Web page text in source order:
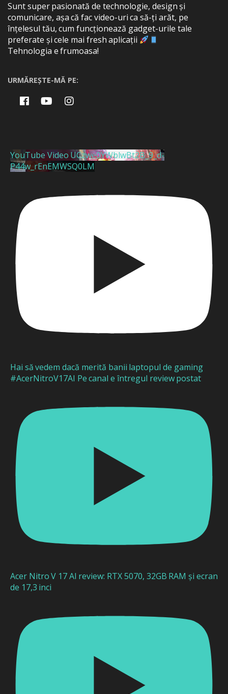
Sunt super pasionată de technologie, design și
comunicare, așa că fac video-uri ca să-ți arăt, pe
înțelesul tău, cum funcționează gadget-urile tale
preferate și cele mai fresh aplicații
Tehnologia e frumoasa!
URMĂREȘTE-MĂ PE:
YouTube Video UCzwe0YWblwBt2B_9_d-
P44w_rEnEMWSQ0LM
Hai să vedem dacă merită banii laptopul de gaming
#AcerNitroV17AI Pe canal e întregul review postat
Acer Nitro V 17 AI review: RTX 5070, 32GB RAM și ecran
de 17,3 inci